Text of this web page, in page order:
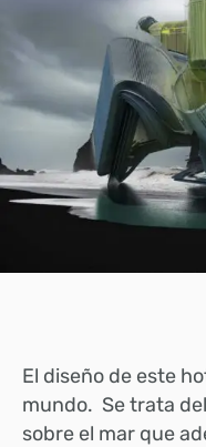
El diseño de este
mundo. Se trata
sobre el mar que